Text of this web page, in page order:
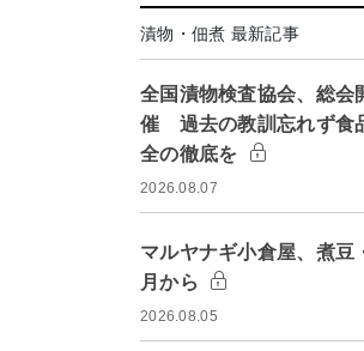
漬物・佃煮 最新記事
全国漬物検査協会、総会
催 過去の教訓忘れず食
全の徹底を
2026.08.07
マルヤナギ小倉屋、煮
月から
2026.08.05